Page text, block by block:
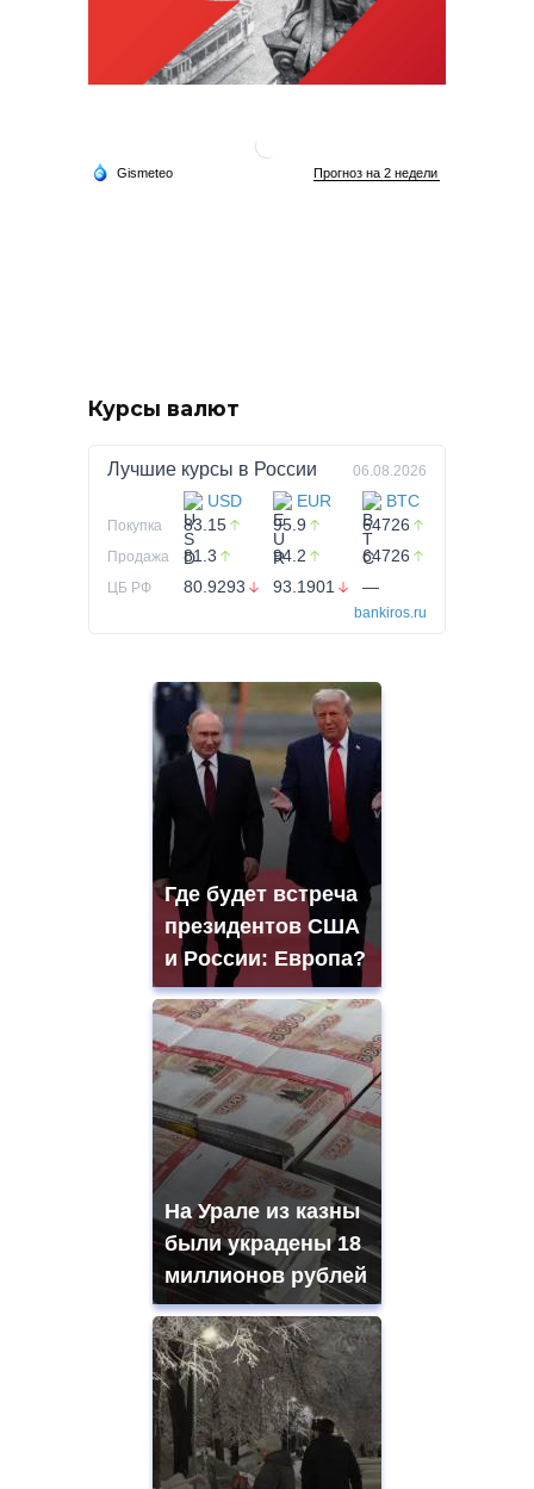
Курсы валют
Лучшие курсы в России 06.08.2026
USD EUR BTC
Покупка 83.15 95.9 64726
Продажа 81.3 94.2 64726
ЦБ РФ 80.9293 93.1901 —
bankiros.ru
Где будет встреча
президентов США
и России: Европа?
На Урале из казны
были украдены 18
миллионов рублей